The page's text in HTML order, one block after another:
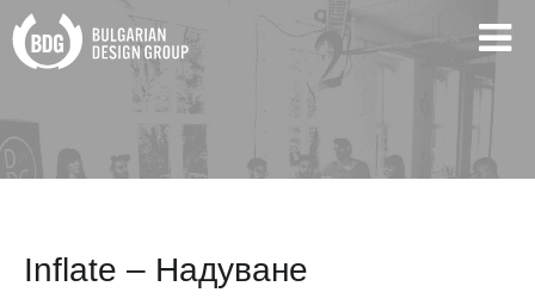
Inflate – Надуване